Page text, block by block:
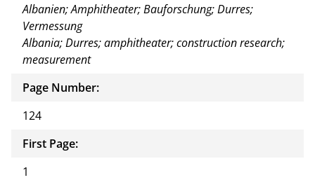
Albanien; Amphitheater; Bauforschung; Durres;
Vermessung
Albania; Durres; amphitheater; construction research;
measurement
Page Number:
124
First Page:
1